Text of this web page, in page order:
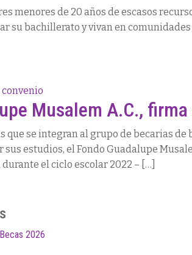
menores de 20 años de escasos
su bachillerato y vivan en
Musalem A.C.,
que se integran al grupo de becarias
estudios, el Fondo Guadalupe
el ciclo escolar 2022 – […]
2026